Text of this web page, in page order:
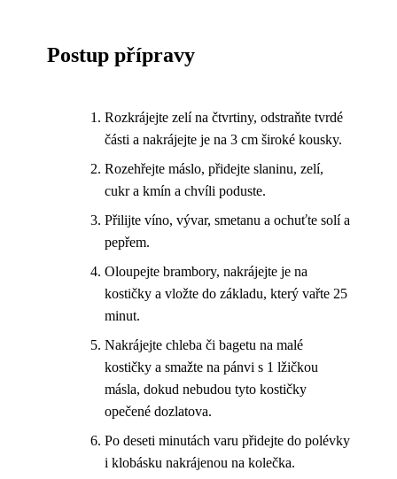
Postup přípravy
Rozkrájejte zelí na čtvrtiny, odstraňte tvrdé
části a nakrájejte je na 3 cm široké kousky.
Rozehřejte máslo, přidejte slaninu, zelí,
cukr a kmín a chvíli poduste.
Přilijte víno, vývar, smetanu a ochuťte solí a
pepřem.
Oloupejte brambory, nakrájejte je na
kostičky a vložte do základu, který vařte 25
minut.
Nakrájejte chleba či bagetu na malé
kostičky a smažte na pánvi s 1 lžičkou
másla, dokud nebudou tyto kostičky
opečené dozlatova.
Po deseti minutách varu přidejte do polévky
i klobásku nakrájenou na kolečka.